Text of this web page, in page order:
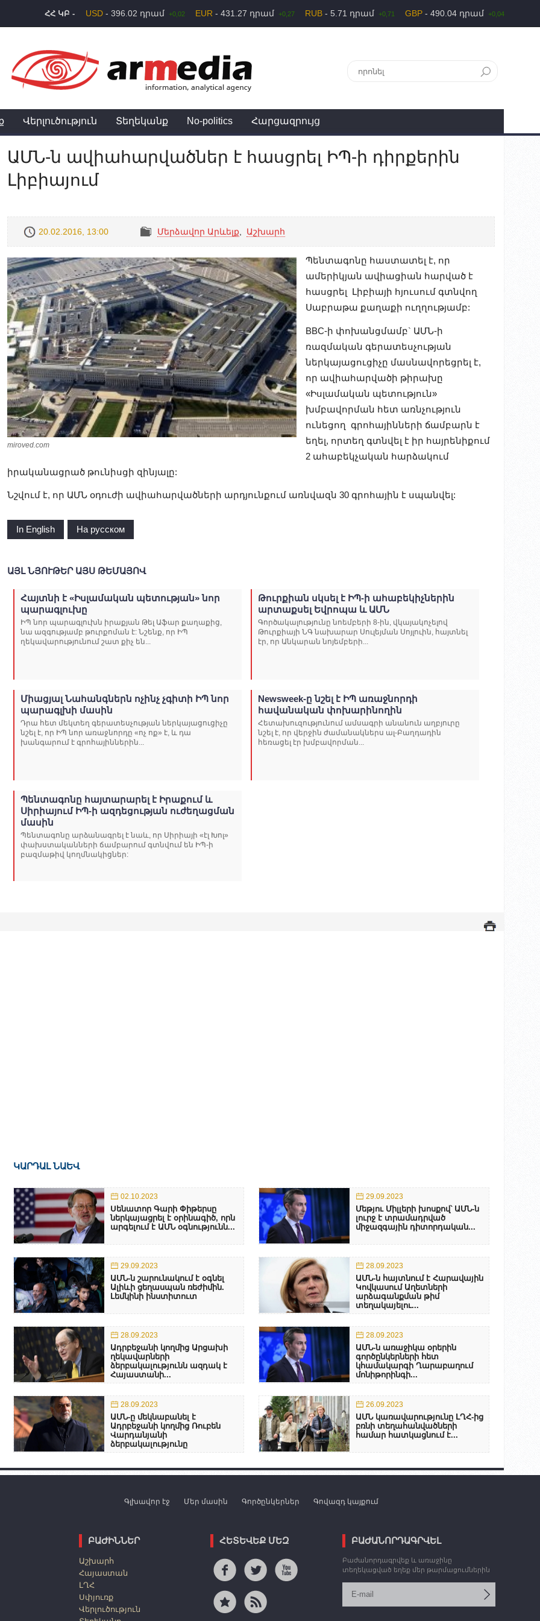
ՀՀ ԿԲ - USD - 396.02 դրամ +0,02 EUR - 431.27 դրամ +0,27 RUB - 5.71 դրամ +0,71 GBP - 490.04 դրամ +0,04
Վերլուծություն Տեղեկանք No-politics Հարցազրույց
ԱՄՆ-ն ավիահարվածներ է հասցրել ԻՊ-ի դիրքերին
Լիբիայում
20.02.2016, 13:00 Մերձավոր Արևելք Աշխարհ
miroved.com
Պենտագոնը հաստատել է, որ
ամերիկյան ավիացիան հարված է
հասցրել Լիբիայի հյուսում գտնվող
Սաբրաթա քաղաքի ուղղությամբ:
BBC-ի փոխանցմամբ` ԱՄՆ-ի
ռազմական գերատեսչության
ներկայացուցիչը մասնավորեցրել է,
որ ավիահարվածի թիրախը
«Իսլամական պետություն»
խմբավորման հետ առնչություն
ունեցող գրոհայինների ճամբարն է
եղել, որտեղ գտնվել է իր հայրենիքում
2 ահաբեկչական հարձակում
իրականացրած թունիսցի զինյալը:
Նշվում է, որ ԱՄՆ օդուժի ավիահարվածների արդյունքում առնվազն 30 գրոհային է սպանվել:
In English На русском
ԱՅԼ ՆՅՈՒԹԵՐ ԱՅՍ ԹԵՄԱՅՈՎ
Հայտնի է «Իսլամական պետության» նոր
պարագլուխը
ԻՊ նոր պարագլուխն իրաքյան Թել Աֆար քաղաքից,
նա ազգությամբ թուրքոման է: Նշենք, որ ԻՊ
ղեկավարությունում շատ քիչ են...
Թուրքիան սկսել է ԻՊ-ի ահաբեկիչներին
արտաքսել Եվրոպա և ԱՄՆ
Գործակալությունը նոեմբերի 8-ին, վկայակոչելով
Թուրքիայի ՆԳ նախարար Սուլեյման Սոյլուին, հայտնել
էր, որ Անկարան նոյեմբերի...
Միացյալ Նահանգներն ոչինչ չգիտի ԻՊ նոր
պարագլխի մասին
Դրա հետ մեկտեղ գերատեսչության ներկայացուցիչը
նշել է, որ ԻՊ նոր առաջնորդը «ոչ ոք» է, և դա
խանգարում է գրոհայիններին...
Newsweek-ը նշել է ԻՊ առաջնորդի
հավանական փոխարինողին
Հետախուզությունում ամսագրի անանուն աղբյուրը
նշել է, որ վերջին ժամանակներս ալ-Բաղդադին
հեռացել էր խմբավորման...
Պենտագոնը հայտարարել է Իրաքում և
Սիրիայում ԻՊ-ի ազդեցության ուժեղացման
մասին
Պենտագոնը արձանագրել է նաև, որ Սիրիայի «էլ Խոլ»
փախստականների ճամբարում գտնվում են ԻՊ-ի
բազմաթիվ կողմնակիցներ:
ԿԱՐԴԱԼ ՆԱԵՎ
02.10.2023
Սենատոր Գարի Փիթերսը
ներկայացրել է օրինագիծ, որն
արգելում է ԱՄՆ օգնությունն...
29.09.2023
Մեթյու Միլլերի խոսքով՝ ԱՄՆ-ն
լուրջ է տրամադրված
միջազգային դիտորդական...
29.09.2023
ԱՄՆ-ն շարունակում է օգնել
Ալիևի ցեղասպան ռեժիմին.
Լեմկինի ինստիտուտ
28.09.2023
ԱՄՆ-ն հայտնում է Հարավային
Կովկասում Աղետների
արձագանքման թիմ
տեղակայելու...
28.09.2023
Ադրբեջանի կողմից Արցախի
ղեկավարների
ձերբակալությունն ազդակ է
Հայաստանի...
28.09.2023
ԱՄՆ-ն առաջիկա օրերին
գործընկերների հետ
կհամակարգի Ղարաբաղում
մոնիթորինգի...
28.09.2023
ԱՄՆ-ը մեկնաբանել է
Ադրբեջանի կողմից Ռուբեն
Վարդանյանի
ձերբակալությունը
26.09.2023
ԱՄՆ կառավարությունը ԼՂՀ-ից
բռնի տեղահանվածների
համար հատկացնում է...
Գլխավոր էջ Մեր մասին Գործընկերներ Գովազդ կայքում
ԲԱԺԻՆՆԵՐ
Աշխարհ
Հայաստան
ԼՂՀ
Սփյուռք
Վերլուծություն
ՀԵՏԵՎԵՔ ՄԵԶ ԲԱԺԱՆՈՐԴԱԳՐՎԵԼ
Բաժանորդագրվեք և առաջինը
տեղեկացված եղեք մեր թարմացումներին